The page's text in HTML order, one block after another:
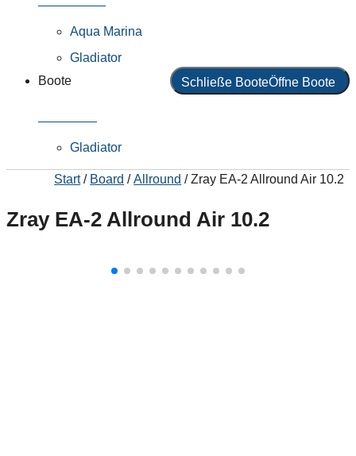
Aqua Marina
Gladiator
Boote
Schließe BooteÖffne Boote
Gladiator
Start/ Board /Allround / Zray EA-2 Allround Air 10.2
Zray EA-2 Allround Air 10.2